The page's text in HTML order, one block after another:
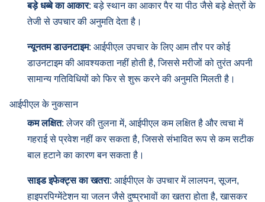
बड़े धब्बे का आकार: बड़े स्थान का आकार पैर या पीठ जैसे बड़े क्षेत्रों के
तेजी से उपचार की अनुमति देता है।
न्यूनतम डाउनटाइम: आईपीएल उपचार के लिए आम तौर पर कोई
डाउनटाइम की आवश्यकता नहीं होती है, जिससे मरीजों को तुरंत अपनी
सामान्य गतिविधियों को फिर से शुरू करने की अनुमति मिलती है।
आईपीएल के नुकसान
कम लक्षित: लेजर की तुलना में, आईपीएल कम लक्षित है और त्वचा में
गहराई से प्रवेश नहीं कर सकता है, जिससे संभावित रूप से कम सटीक
बाल हटाने का कारण बन सकता है।
साइड इफेक्ट्स का खतरा: आईपीएल के उपचार में लालपन, सूजन,
हाइपरपिग्मेंटेशन या जलन जैसे दुष्प्रभावों का खतरा होता है, खासकर